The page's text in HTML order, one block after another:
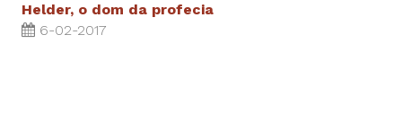
Helder, o dom da profecia
6-02-2017